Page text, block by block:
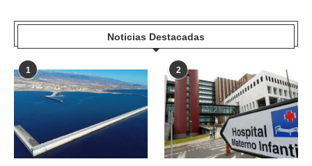
Noticias Destacadas
1 2